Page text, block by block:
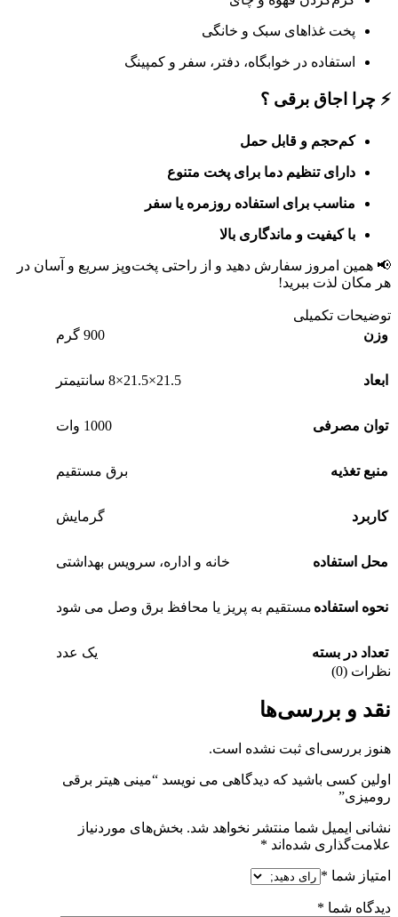
پخت غذاهای سبک و خانگی
استفاده در خوابگاه، دفتر، سفر و کمپینگ
⚡ چرا اجاق برقی ؟
کم‌حجم و قابل حمل
دارای تنظیم دما برای پخت متنوع
مناسب برای استفاده روزمره یا سفر
با کیفیت و ماندگاری بالا
📢 همین امروز سفارش دهید و از راحتی پخت‌وپز سریع و آسان در
هر مکان لذت ببرید!
توضیحات تکمیلی
وزن
900 گرم
ابعاد 21.5×21.5×8 سانتیمتر
توان مصرفی 1000 وات
منبع تغذیه برق مستقیم
کاربرد گرمایش
محل استفاده خانه و اداره، سرویس بهداشتی
نحوه استفاده مستقیم به پریز یا محافظ برق وصل می شود
تعداد در بسته
یک عدد
نظرات (0)
نقد و بررسی‌ها
هنوز بررسی‌ای ثبت نشده است.
اولین کسی باشید که دیدگاهی می نویسد “مینی هیتر برقی
رومیزی”
نشانی ایمیل شما منتشر نخواهد شد. بخش‌های موردنیاز
علامت‌گذاری شده‌اند *
امتیاز شما *
دیدگاه شما *